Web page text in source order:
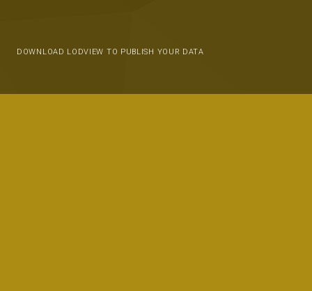
DOWNLOAD LODVIEW TO PUBLISH YOUR DATA